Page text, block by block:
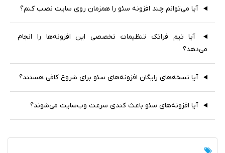
آیا می‌توانم چند افزونه سئو را همزمان روی سایت نصب کنم؟
آیا تیم فراتک تنظیمات تخصصی این افزونه‌ها را انجام
می‌دهد؟
آیا نسخه‌های رایگان افزونه‌های سئو برای شروع کافی هستند؟
آیا افزونه‌های سئو باعث کندی سرعت وب‌سایت می‌شوند؟